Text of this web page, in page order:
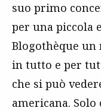
suo primo
per una piccola
Blogothèque un
in tutto e per
che si può
americana. Solo